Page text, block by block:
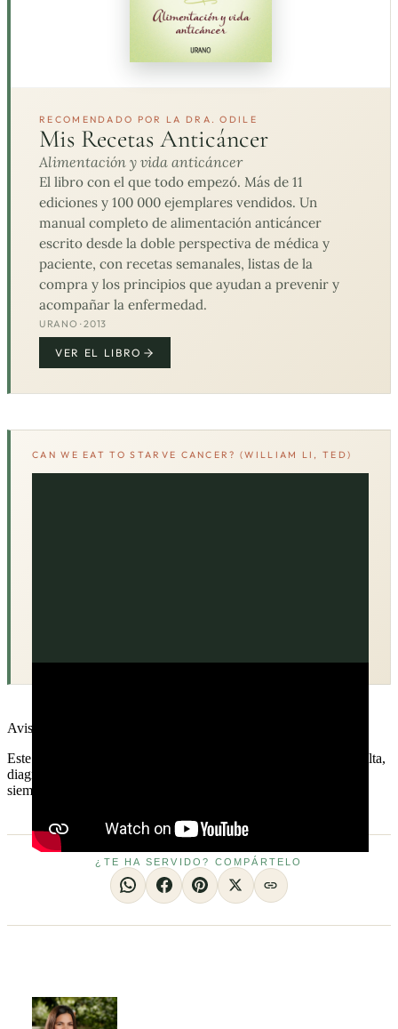
RECOMENDADO POR LA DRA. ODILE
Mis Recetas Anticáncer
Alimentación y vida anticáncer
El libro con el que todo empezó. Más de 11
ediciones y 100 000 ejemplares vendidos. Un
manual completo de alimentación anticáncer
escrito desde la doble perspectiva de médica y
paciente, con recetas semanales, listas de la
compra y los principios que ayudan a prevenir y
acompañar la enfermedad.
URANO · 2013
VER EL LIBRO
CAN WE EAT TO STARVE CANCER? (WILLIAM LI, TED)
Aviso médico
Este contenido es informativo y educativo. No sustituye la consulta,
diagnóstico o tratamiento de un profesional sanitario. Consulta
siempre a tu médico antes de tomar decisiones sobre tu salud.
¿TE HA SERVIDO? COMPÁRTELO